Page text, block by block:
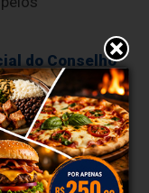
do Conselho
Humana,
casos, as
indicando
entre